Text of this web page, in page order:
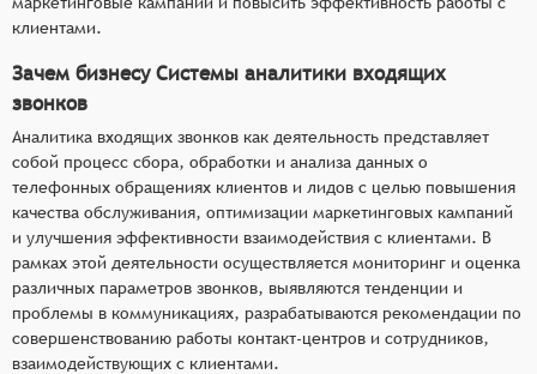
клиентами.
Зачем бизнесу Системы аналитики входящих
звонков
Аналитика входящих звонков как деятельность представляет
собой процесс сбора, обработки и анализа данных о
телефонных обращениях клиентов и лидов с целью повышения
качества обслуживания, оптимизации маркетинговых кампаний
и улучшения эффективности взаимодействия с клиентами. В
рамках этой деятельности осуществляется мониторинг и оценка
различных параметров звонков, выявляются тенденции и
проблемы в коммуникациях, разрабатываются рекомендации по
совершенствованию работы контакт-центров и сотрудников,
взаимодействующих с клиентами.